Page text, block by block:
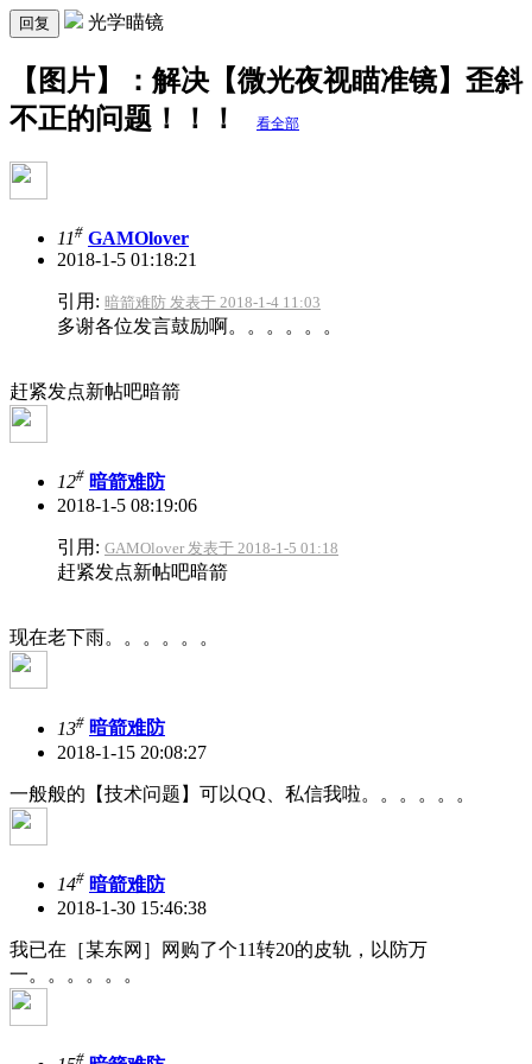
回复 光学瞄镜
【图片】：解决【微光夜视瞄准镜】歪斜
不正的问题！！！
看全部
11# GAMOlover
2018-1-5 01:18:21
引用: 暗箭难防 发表于 2018-1-4 11:03
多谢各位发言鼓励啊。。。。。。
赶紧发点新帖吧暗箭
12# 暗箭难防
2018-1-5 08:19:06
引用: GAMOlover 发表于 2018-1-5 01:18
赶紧发点新帖吧暗箭
现在老下雨。。。。。。
13# 暗箭难防
2018-1-15 20:08:27
一般般的【技术问题】可以QQ、私信我啦。。。。。。
14# 暗箭难防
2018-1-30 15:46:38
我已在［某东网］网购了个11转20的皮轨，以防万
一。。。。。。
#